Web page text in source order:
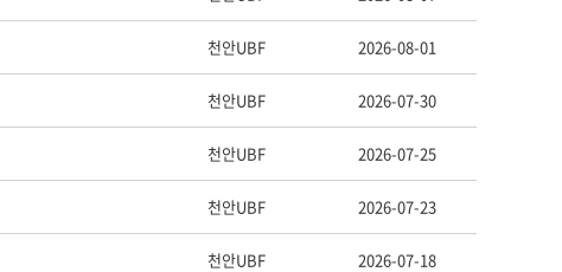
천안UBF 2026-08-01
천안UBF 2026-07-30
천안UBF 2026-07-25
천안UBF 2026-07-23
천안UBF 2026-07-18